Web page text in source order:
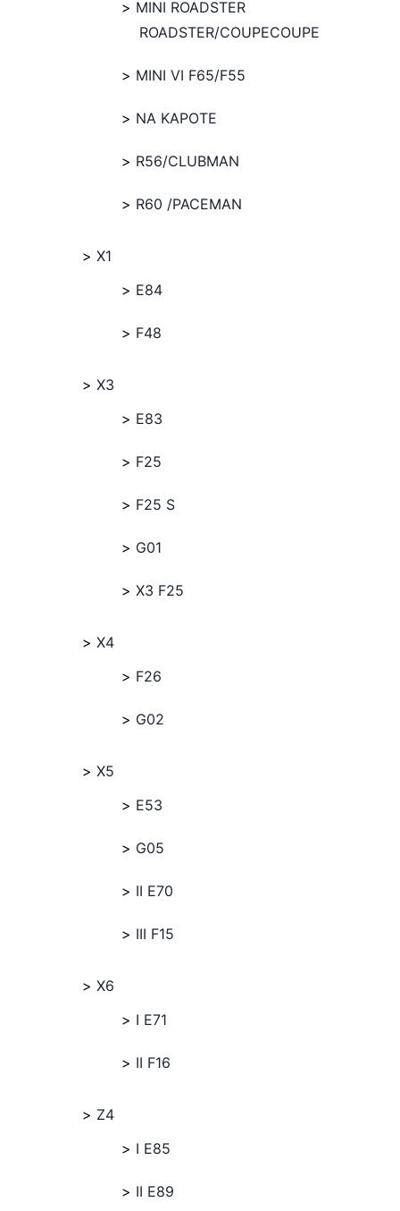
MINI ROADSTER
ROADSTER/COUPECOUPE
MINI VI F65/F55
NA KAPOTE
R56/CLUBMAN
R60 /PACEMAN
X1
E84
F48
X3
E83
F25
F25 S
G01
X3 F25
X4
F26
G02
X5
E53
G05
II E70
III F15
X6
I E71
II F16
Z4
I E85
II E89